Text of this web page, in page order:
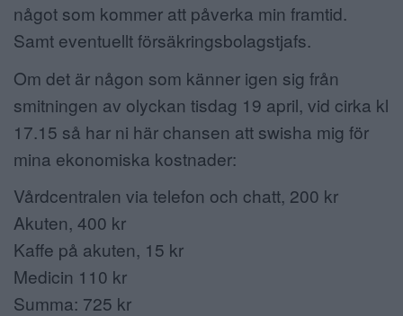
något som kommer att påverka min framtid.
Samt eventuellt försäkringsbolagstjafs.
Om det är någon som känner igen sig från
smitningen av olyckan tisdag 19 april, vid cirka kl
17.15 så har ni här chansen att swisha mig för
mina ekonomiska kostnader:
Vårdcentralen via telefon och chatt, 200 kr
Akuten, 400 kr
Kaffe på akuten, 15 kr
Medicin 110 kr
Summa: 725 kr